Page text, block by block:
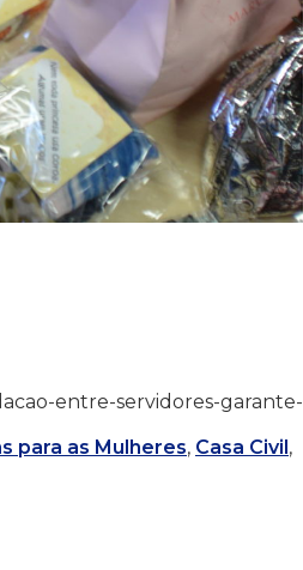
entre-servidores-garante-
para as Mulheres, Casa Civil,